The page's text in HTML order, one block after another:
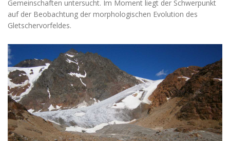
Gemeinschaften untersucht. Im Moment liegt der Schwerpunkt
auf der Beobachtung der morphologischen Evolution des
Gletschervorfeldes.